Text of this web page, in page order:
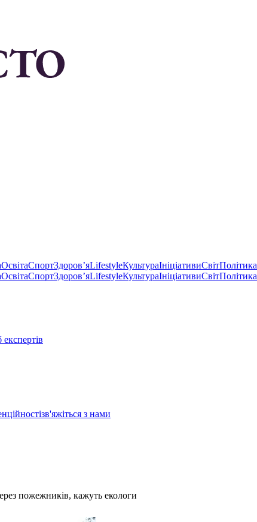
ОсвітаСпортЗдоровʼяLifestyleКультураІніціативиСвітПолітика
ОсвітаСпортЗдоровʼяLifestyleКультураІніціативиСвітПолітика
експертів
зв'яжіться з нами
пожежників, кажуть екологи